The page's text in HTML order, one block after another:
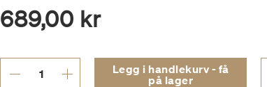
689,00 kr
Legg i handlekurv - få
på lager